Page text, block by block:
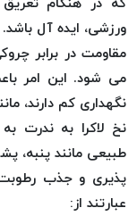
خورده
تریشه
امگا
OMEGA
نخ
بافت
بدون
موم
ورزشی، ایده آل باشد.
مقاومت در برابر
می شود. این امر
نگهداری کم دارند،
نخ لاکرا به ندرت
طبیعی مانند پنبه،
پذیری و جذب رطوبت
عبارتند از: